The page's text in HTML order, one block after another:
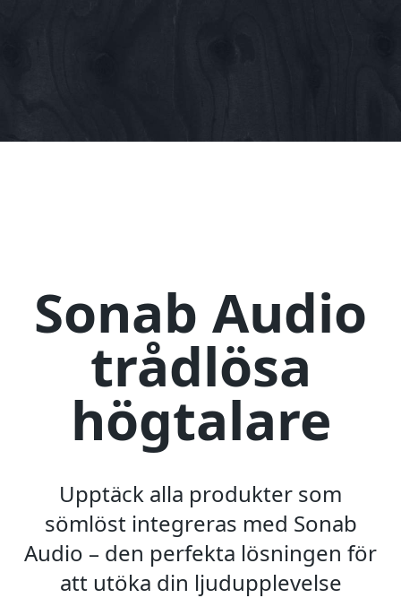
Sonab Audio
trådlösa
högtalare
Upptäck alla produkter som
sömlöst integreras med Sonab
Audio – den perfekta lösningen för
att utöka din ljudupplevelse